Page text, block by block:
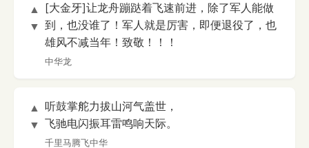
▲
▼
[大金牙]让龙舟蹦跶着飞速前进，除了军人能做
到，也没谁了！军人就是厉害，即便退役了，也
雄风不减当年！致敬！！！
中华龙
▲
▼
听鼓掌舵力拔山河气盖世，
飞驰电闪振耳雷鸣响天际。
千里马腾飞中华